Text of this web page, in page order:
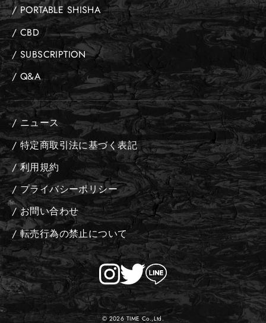
/ PORTABLE SHISHA
/ CBD
/ SUBSCRIPTION
/ Q&A
/ ニュース
/ 特定商取引法に基づく表記
/ 利用規約
/ プライバシーポリシー
/ お問い合わせ
/ 転売行為の禁止について
© 2026 TIME Co.,Ltd.